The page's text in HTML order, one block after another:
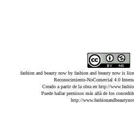
fashion and beauty now by fashion and beauty now is
Reconocimiento-NoComercial 4.0
Creado a partir de la obra en http://
Puede hallar permisos más allá de los
http://